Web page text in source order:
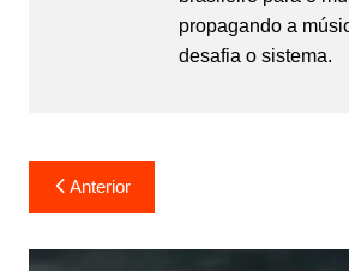
propagando a
desafia o sistema.
Navegação
de
Post
Anterior